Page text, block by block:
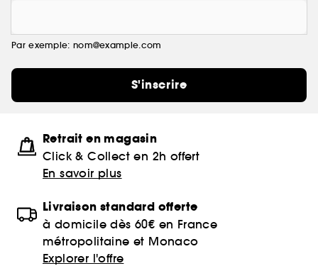
Par exemple: nom@example.com
S'inscrire
Retrait en magasin
Click & Collect en 2h offert
En savoir plus
Livraison standard offerte
à domicile dès 60€ en France
métropolitaine et Monaco
Explorer l'offre